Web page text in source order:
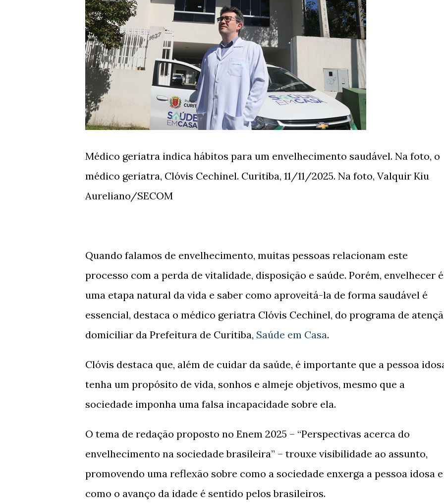
Médico geriatra indica hábitos para um envelhecimento saudável. Na foto, o
médico geriatra, Clóvis Cechinel. Curitiba, 11/11/2025. Na foto, Valquir Kiu
Aureliano/SECOM
Quando falamos de envelhecimento, muitas pessoas relacionam este
processo com a perda de vitalidade, disposição e saúde. Porém, envelhecer é
uma etapa natural da vida e saber como aproveitá-la de forma saudável é
essencial, destaca o médico geriatra Clóvis Cechinel, do programa de
domiciliar da Prefeitura de Curitiba, Saúde em Casa.
Clóvis destaca que, além de cuidar da saúde, é importante que a pessoa
tenha um propósito de vida, sonhos e almeje objetivos, mesmo que a
sociedade imponha uma falsa incapacidade sobre ela.
O tema de redação proposto no Enem 2025 – “Perspectivas acerca do
envelhecimento na sociedade brasileira” – trouxe visibilidade ao assunto,
promovendo uma reflexão sobre como a sociedade enxerga a pessoa idosa e
como o avanço da idade é sentido pelos brasileiros.